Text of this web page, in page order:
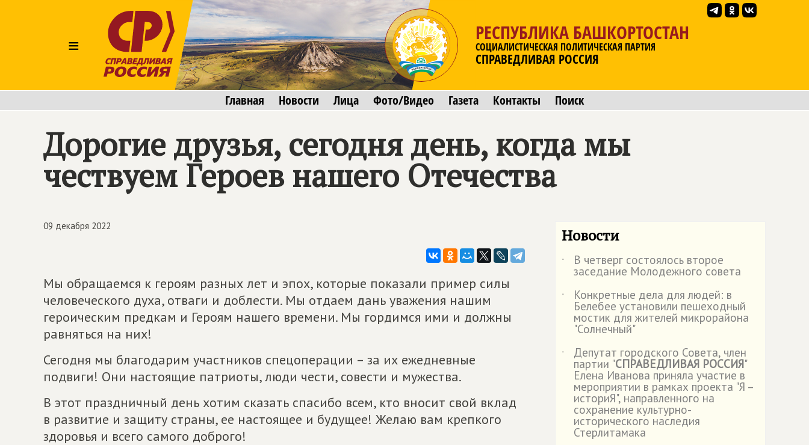
≡
РЕСПУБЛИКА БАШКОРТОСТАН
СОЦИАЛИСТИЧЕСКАЯ ПОЛИТИЧЕСКАЯ ПАРТИЯ
СПРАВЕДЛИВАЯ РОССИЯ
Главная Новости Лица Фото/Видео Газета Контакты Поиск
Дорогие друзья, сегодня день, когда мы
чествуем Героев нашего Отечества
09 декабря 2022
Мы обращаемся к героям разных лет и эпох, которые показали пример силы
человеческого духа, отваги и доблести. Мы отдаем дань уважения нашим
героическим предкам и Героям нашего времени. Мы гордимся ими и должны
равняться на них!
Сегодня мы благодарим участников спецоперации – за их ежедневные
подвиги! Они настоящие патриоты, люди чести, совести и мужества.
В этот праздничный день хотим сказать спасибо всем, кто вносит свой вклад
в развитие и защиту страны, ее настоящее и будущее! Желаю вам крепкого
здоровья и всего самого доброго!
Новости
˙ В четверг состоялось второе
заседание Молодежного совета
˙
Конкретные дела для людей: в
Белебее установили пешеходный
мостик для жителей микрорайона
"Солнечный"
˙
Депутат городского Совета, член
партии "СПРАВЕДЛИВАЯ РОССИЯ"
Елена Иванова приняла участие в
мероприятии в рамках проекта "Я –
историЯ", направленного на
сохранение культурно-
исторического наследия
Стерлитамака